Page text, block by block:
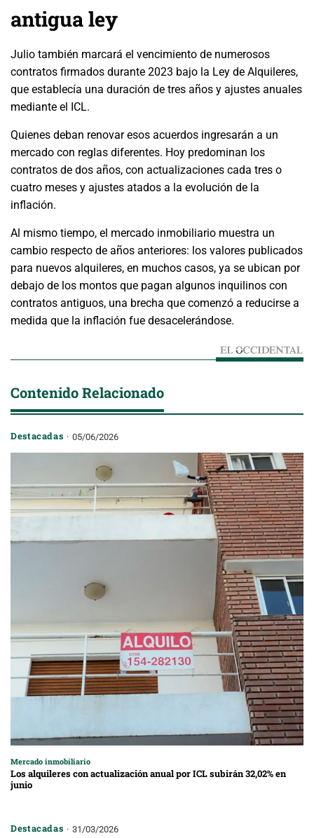
antigua ley
Julio también marcará el vencimiento de numerosos
contratos firmados durante 2023 bajo la Ley de Alquileres,
que establecía una duración de tres años y ajustes anuales
mediante el ICL.
Quienes deban renovar esos acuerdos ingresarán a un
mercado con reglas diferentes. Hoy predominan los
contratos de dos años, con actualizaciones cada tres o
cuatro meses y ajustes atados a la evolución de la
inflación.
Al mismo tiempo, el mercado inmobiliario muestra un
cambio respecto de años anteriores: los valores publicados
para nuevos alquileres, en muchos casos, ya se ubican por
debajo de los montos que pagan algunos inquilinos con
contratos antiguos, una brecha que comenzó a reducirse a
medida que la inflación fue desacelerándose.
Contenido Relacionado
Destacadas 05/06/2026
Mercado inmobiliario
Los alquileres con actualización anual por ICL subirán 32,02% en
junio
Destacadas 31/03/2026